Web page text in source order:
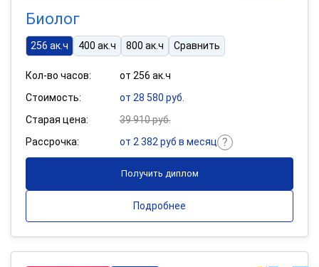
Биолог
256 ак.ч 400 ак.ч 800 ак.ч Сравнить
Кол-во часов:
от 256 ак.ч
Стоимость:
от 28 580 руб.
Старая цена:
39 910 руб.
Рассрочка:
от 2 382 руб в месяц
Получить диплом
Подробнее